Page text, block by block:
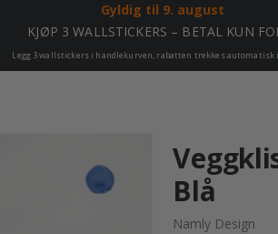
Gyldig til 9. august
KJØP 3 WALLSTICKERS – BETAL KUN
Legg 3 wallstickers i handlekurven, rabatten trekkes automatisk
Blå
Namly Design